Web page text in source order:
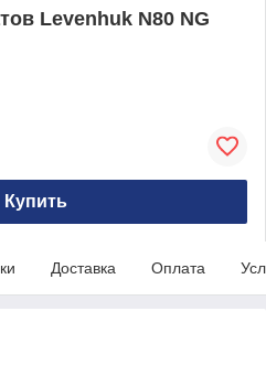
Levenhuk N80 NG
Купить
Доставка Оплата